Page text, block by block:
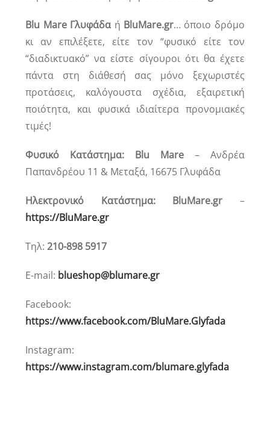
Blu Mare Γλυφάδαή BluMare.gr… όποιο δρόμο
κι αν επιλέξετε, είτε τον “φυσικό είτε τον
“διαδικτυακό” να είστε σίγουροι ότι θα έχετε
πάντα στη διάθεσή σας μόνο ξεχωριστές
προτάσεις, καλόγουστα σχέδια, εξαιρετική
ποιότητα, και φυσικά ιδιαίτερα προνομιακές
τιμές!
Φυσικό Κατάστημα: Blu Mare– Ανδρέα
Παπανδρέου 11 & Μεταξά, 16675 Γλυφάδα
Ηλεκτρονικό Κατάστημα: BluMare.gr –
https://BluMare.gr
Τηλ:210-898 5917
E-mail: blueshop@blumare.gr
Facebook:
https://www.facebook.com/BluMare.Glyfada
Instagram:
https://www.instagram.com/blumare.glyfada